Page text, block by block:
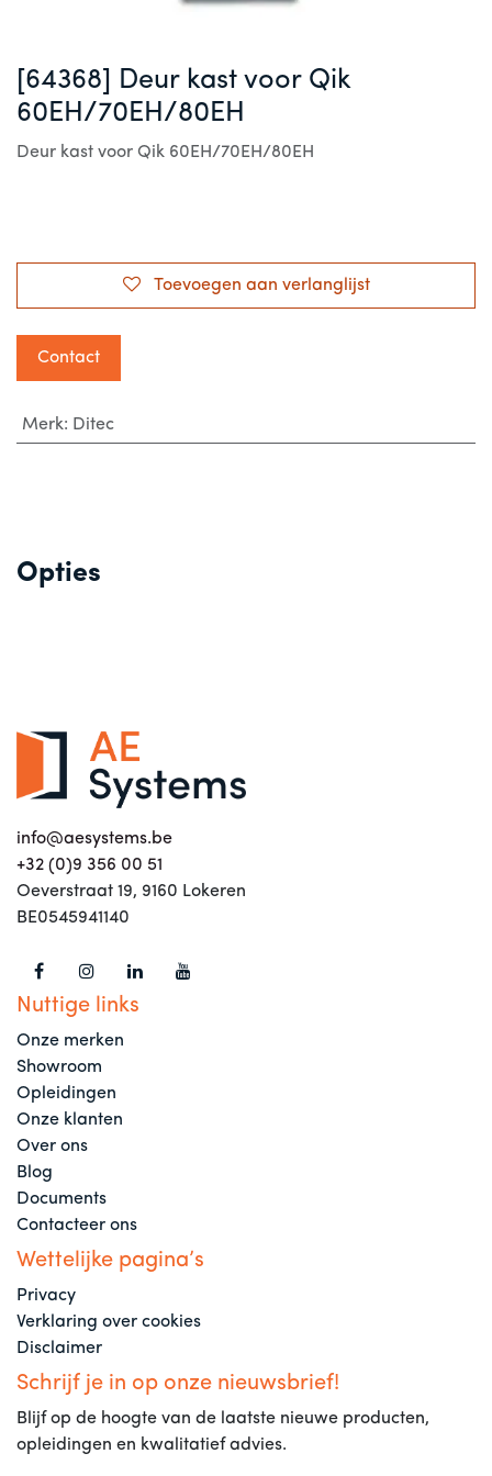
[64368] Deur kast voor Qik
60EH/70EH/80EH
Deur kast voor Qik 60EH/70EH/80EH
Toevoegen aan verlanglijst
Contact
Merk: Ditec
Opties
info@aesystems.be
+32 (0)9 356 00 51
Oeverstraat 19, 9160 Lokeren
BE0545941140
Nuttige links
Onze merken
Showroom
Opleidingen
Onze klanten
Over ons
Blog
Documents
Contacteer ons
Wettelijke pagina’s
Privacy
Verklaring over cookies
Disclaimer
Schrijf je in op onze nieuwsbrief!
Blijf op de hoogte van de laatste nieuwe producten,
opleidingen en kwalitatief advies.